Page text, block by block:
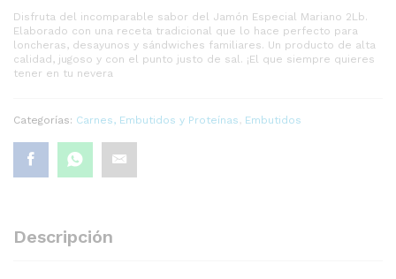
Disfruta del incomparable sabor del Jamón Especial Mariano 2Lb.
Elaborado con una receta tradicional que lo hace perfecto para
loncheras, desayunos y sándwiches familiares. Un producto de alta
calidad, jugoso y con el punto justo de sal. ¡El que siempre quieres
tener en tu nevera
Categorías: Carnes, Embutidos y Proteínas , Embutidos
Descripción